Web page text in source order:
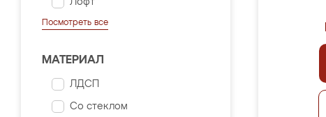
Лофт
Посмотреть все
МАТЕРИАЛ
ЛДСП
Со стеклом